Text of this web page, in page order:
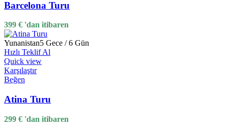
Barcelona Turu
399 € 'dan itibaren
Yunanistan5 Gece / 6 Gün
Hızlı Teklif Al
Quick view
Karşılaştır
Beğen
Atina Turu
299 € 'dan itibaren